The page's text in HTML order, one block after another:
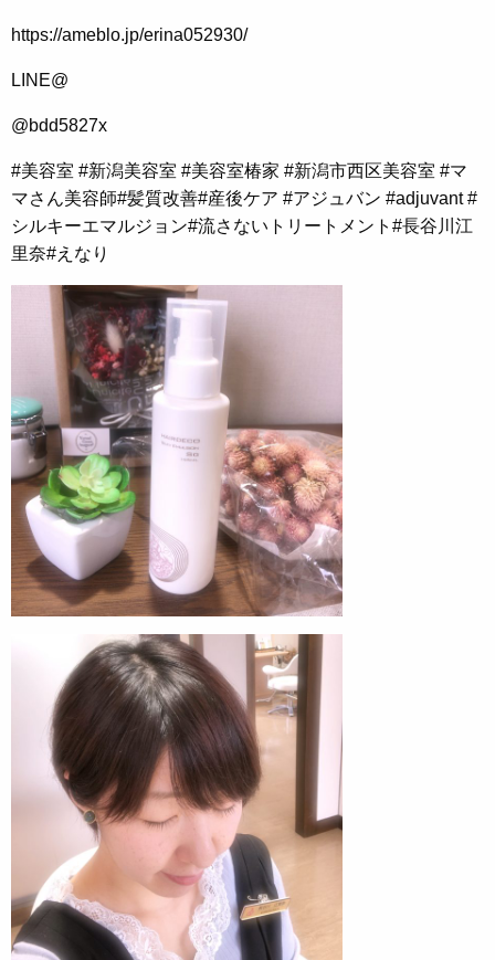
https://ameblo.jp/erina052930/
LINE@
@bdd5827x
#美容室 #新潟美容室 #美容室椿家 #新潟市西区美容室 #マ
マさん美容師#髪質改善#産後ケア #アジュバン #adjuvant #
シルキーエマルジョン#流さないトリートメント#長谷川江
里奈#えなり